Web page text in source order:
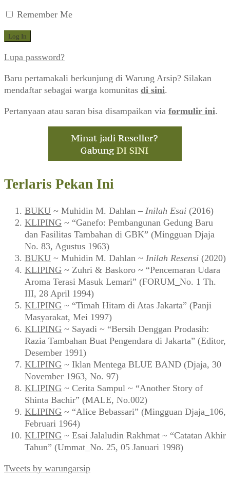
Remember Me
Lupa password?
Baru pertamakali berkunjung di Warung Arsip? Silakan
mendaftar sebagai warga komunitas di sini.
Pertanyaan atau saran bisa disampaikan via formulir ini.
Terlaris Pekan Ini
BUKU ~ Muhidin M. Dahlan – Inilah Esai (2016)
KLIPING ~ “Ganefo: Pembangunan Gedung Baru
dan Fasilitas Tambahan di GBK” (Mingguan Djaja
No. 83, Agustus 1963)
BUKU ~ Muhidin M. Dahlan ~ Inilah Resensi (2020)
KLIPING ~ Zuhri & Baskoro ~ “Pencemaran Udara
Aroma Terasi Masuk Lemari” (FORUM_No. 1 Th.
III, 28 April 1994)
KLIPING ~ “Timah Hitam di Atas Jakarta” (Panji
Masyarakat, Mei 1997)
KLIPING ~ Sayadi ~ “Bersih Denggan Prodasih:
Razia Tambahan Buat Pengendara di Jakarta” (Editor,
Desember 1991)
KLIPING ~ Iklan Mentega BLUE BAND (Djaja, 30
November 1963, No. 97)
KLIPING ~ Cerita Sampul ~ “Another Story of
Shinta Bachir” (MALE, No.002)
KLIPING ~ “Alice Bebassari” (Mingguan Djaja_106,
Februari 1964)
KLIPING ~ Esai Jalaludin Rakhmat ~ “Catatan Akhir
Tahun” (Ummat_No. 25, 05 Januari 1998)
Tweets by warungarsip